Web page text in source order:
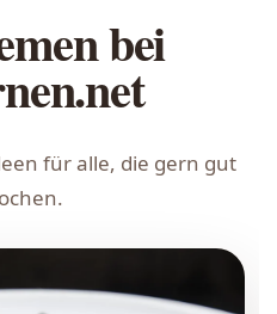
bei
für alle, die gern gut